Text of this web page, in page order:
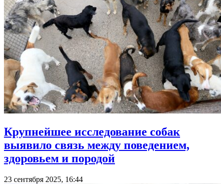
Крупнейшее исследование собак
выявило связь между поведением,
здоровьем и породой
23 сентября 2025, 16:44